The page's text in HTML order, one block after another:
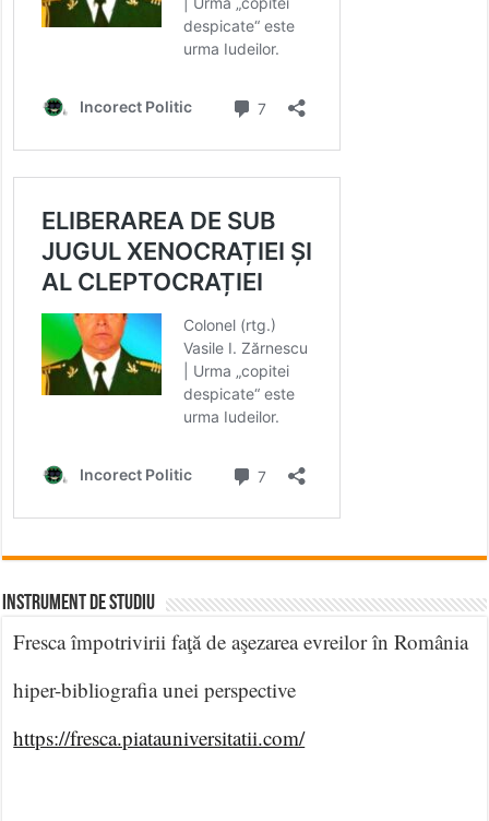
INSTRUMENT DE STUDIU
Fresca împotrivirii faţă de aşezarea evreilor în România
hiper-bibliografia unei perspective
https://fresca.piatauniversitatii.com/